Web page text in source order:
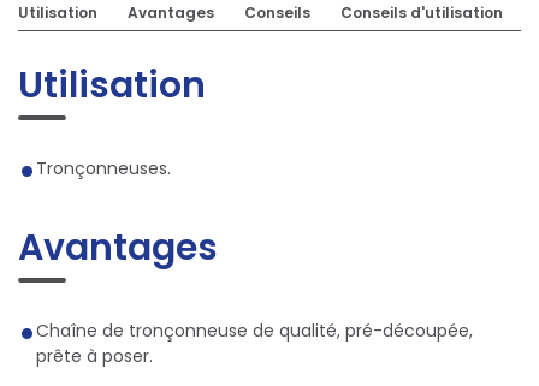
Utilisation Avantages Conseils Conseils d'utilisation
Utilisation
Tronçonneuses.
Avantages
Chaîne de tronçonneuse de qualité, pré-découpée,
prête à poser.